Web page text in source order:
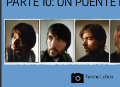
Tyrone Lebon